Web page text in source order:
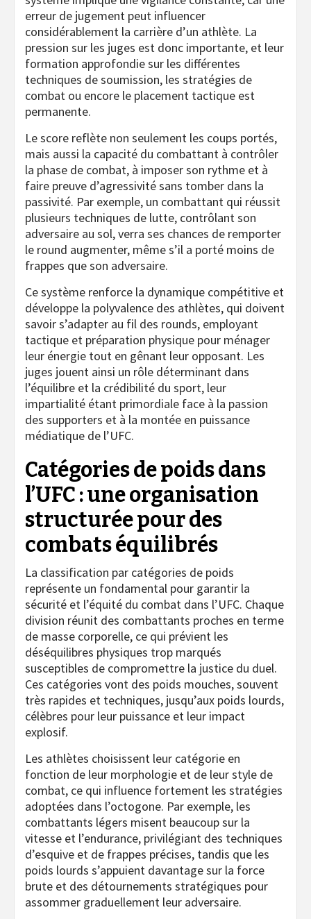
erreur de jugement peut influencer
considérablement la carrière d’un athlète. La
pression sur les juges est donc importante, et leur
formation approfondie sur les différentes
techniques de soumission, les stratégies de
combat ou encore le placement tactique est
permanente.
Le score reflète non seulement les coups portés,
mais aussi la capacité du combattant à contrôler
la phase de combat, à imposer son rythme et à
faire preuve d’agressivité sans tomber dans la
passivité. Par exemple, un combattant qui réussit
plusieurs techniques de lutte, contrôlant son
adversaire au sol, verra ses chances de remporter
le round augmenter, même s’il a porté moins de
frappes que son adversaire.
Ce système renforce la dynamique compétitive et
développe la polyvalence des athlètes, qui doivent
savoir s’adapter au fil des rounds, employant
tactique et préparation physique pour ménager
leur énergie tout en gênant leur opposant. Les
juges jouent ainsi un rôle déterminant dans
l’équilibre et la crédibilité du sport, leur
impartialité étant primordiale face à la passion
des supporters et à la montée en puissance
médiatique de l’UFC.
Catégories de poids dans
l’UFC : une organisation
structurée pour des
combats équilibrés
La classification par catégories de poids
représente un fondamental pour garantir la
sécurité et l’équité du combat dans l’UFC. Chaque
division réunit des combattants proches en terme
de masse corporelle, ce qui prévient les
déséquilibres physiques trop marqués
susceptibles de compromettre la justice du duel.
Ces catégories vont des poids mouches, souvent
très rapides et techniques, jusqu’aux poids lourds,
célèbres pour leur puissance et leur impact
explosif.
Les athlètes choisissent leur catégorie en
fonction de leur morphologie et de leur style de
combat, ce qui influence fortement les stratégies
adoptées dans l’octogone. Par exemple, les
combattants légers misent beaucoup sur la
vitesse et l’endurance, privilégiant des techniques
d’esquive et de frappes précises, tandis que les
poids lourds s’appuient davantage sur la force
brute et des détournements stratégiques pour
assommer graduellement leur adversaire.